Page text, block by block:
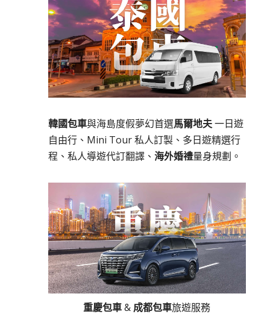
韓國包車與海島度假夢幻首選馬爾地夫一日遊
自由行、Mini Tour 私人訂製、多日遊精選行
程、私人導遊代訂翻譯、 海外婚禮量身規劃。
重慶包車& 成都包車旅遊服務